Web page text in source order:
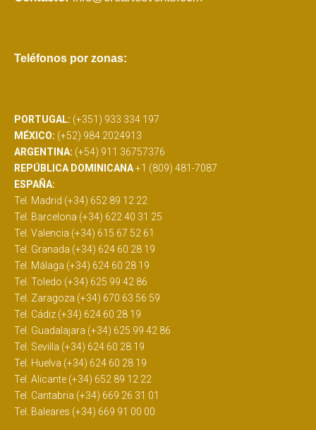
Teléfonos por zonas:
PORTUGAL: (+351) 933 334 197
MÉXICO: (+52) 984 2024913
ARGENTINA: (+54) 911 36757376
REPÚBLICA DOMINICANA+1 (809) 481-7087
ESPAÑA:
Tel. Madrid (+34) 652 89 12 22
Tel. Barcelona (+34) 622 40 31 25
Tel. Valencia (+34) 615 67 52 61
Tel. Granada (+34) 624 60 28 19
Tel. Málaga (+34) 624 60 28 19
Tel. Toledo (+34) 625 99 42 86
Tel. Zaragoza (+34) 670 63 56 59
Tel. Cádiz (+34) 624 60 28 19
Tel. Guadalajara (+34) 625 99 42 86
Tel. Sevilla (+34) 624 60 28 19
Tel. Huelva (+34) 624 60 28 19
Tel. Alicante (+34) 652 89 12 22
Tel. Cantabria (+34) 669 26 31 01
Tel. Baleares (+34) 669 91 00 00